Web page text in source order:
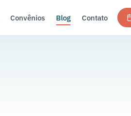
Convênios Blog Contato